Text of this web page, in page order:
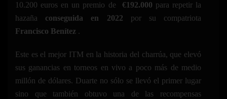
10.200 euros en un premio de
€192.000 para repetir la
hazaña conseguida en 2022 por su compatriota
Francisco Benítez .
Este es el mejor ITM en la historia del charrúa, que elevó
sus ganancias en torneos en vivo a poco más de medio
millón de dólares. Duarte no sólo se llevó el primer lugar
sino que también obtuvo una de las recompensas